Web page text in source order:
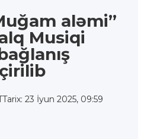
aləmi”
Musiqi
Tarix: 23 İyun 2025, 09:59